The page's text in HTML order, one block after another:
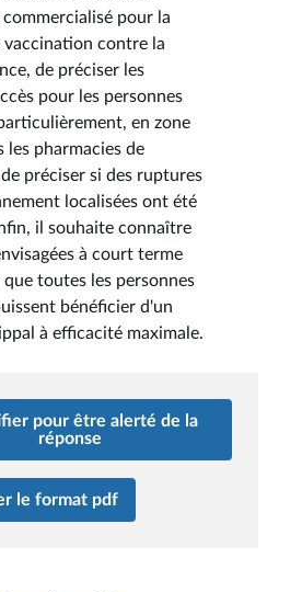
pour la
vaccination contre la
de préciser les
pour les personnes
en zone
les pharmacies de
préciser si des ruptures
localisées ont été
il souhaite connaître
à court terme
toutes les personnes
bénéficier d'un
à efficacité maximale.
pour être alerté de la
réponse
le format pdf